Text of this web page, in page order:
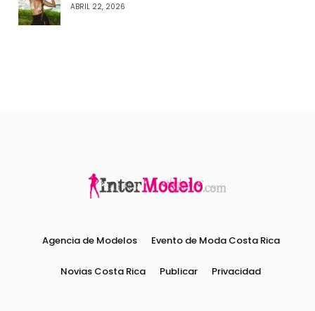
ABRIL 22, 2026
Agencia de Modelos Evento de Moda Costa Rica
Novias Costa Rica Publicar Privacidad